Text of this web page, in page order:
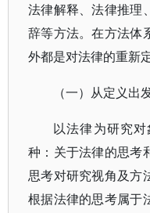
法律解释、法律推理
辞等方法。在方法体
外都是对法律的重新定
（一）从定义出
以法律为研究
种：关于法律的思考
思考对研究视角及方
根据法律的思考属于